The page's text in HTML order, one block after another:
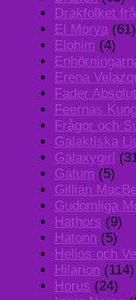
Drakfolket
El Morya (61)
Elohim (4)
Erena
Fader Absolut
Feernas
Frågor och
Galaktiska
Galaxygirl
Gatum (5)
Gillian
Gudomliga
Hathors (9)
Hatonn (5)
Helios och
Hilarion (114)
Horus (24)